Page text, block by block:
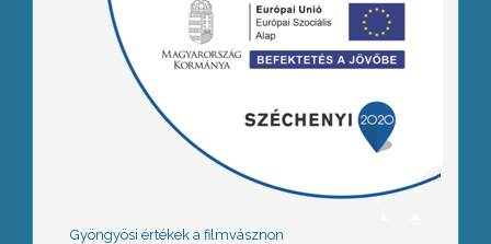
Gyöngyösi értékek a filmvásznon